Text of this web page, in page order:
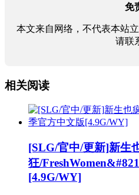
免
本文来自网络，不代表本站
请联
相关阅读
[SLG/官中/更新]新生
狂/
[4.9G/WY]